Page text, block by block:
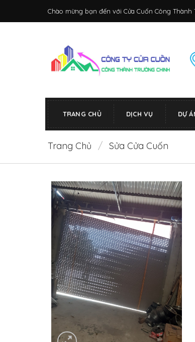
Chào mừng bạn đến với Cửa Cuốn Công Thành
TRANG CHỦ DỊCH VỤ DỰ
Trang Chủ / Sửa Cửa Cuốn